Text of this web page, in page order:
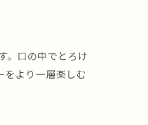
。口の中でとろけ
をより一層楽しむ